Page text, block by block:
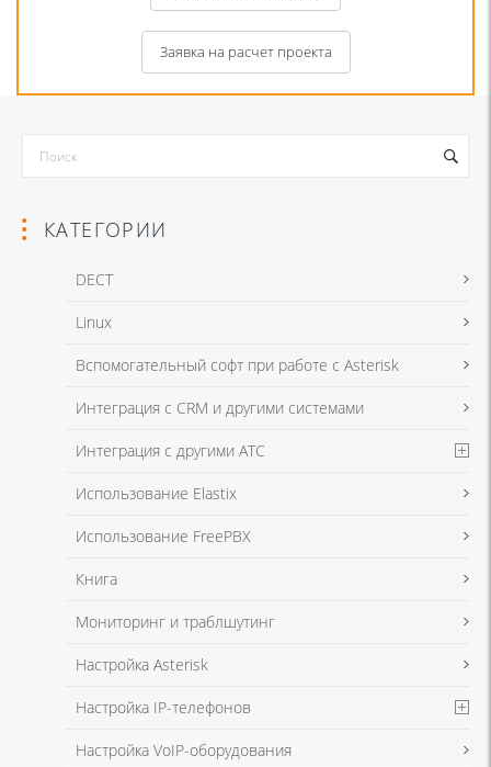
Я даю согласие на обработку моих персональных данных для связи
в соответствии сПолитикой в отношении обработки персональных
Заявка на расчет проекта
Я даю согласие на обработку моих персональных данных для связи
в соответствии с Политикой в отношении обработки персональных
КАТЕГОРИИ
DECT
Linux
Вспомогательный софт при работе с Asterisk
Интеграция с CRM и другими системами
Интеграция с другими АТС
Использование Elastix
Использование FreePBX
Книга
Мониторинг и траблшутинг
Настройка Asterisk
Настройка IP-телефонов
Настройка VoIP-оборудования